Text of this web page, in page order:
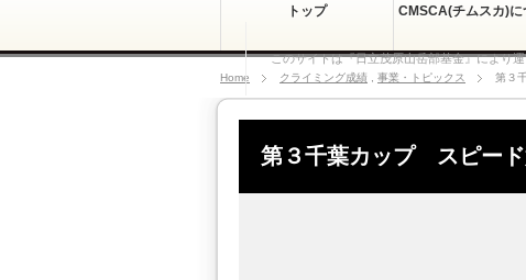
このサイトは『日立茂原山岳部基金』により
トップ CMSCA(チムスカ)に
Home クライミング成績 事業・トピックス 第３
第３千葉カップ スピード